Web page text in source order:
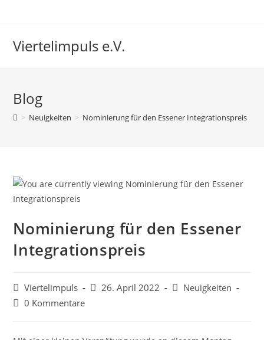
Viertelimpuls e.V.
Blog
> Neuigkeiten > Nominierung für den Essener Integrationspreis
Nominierung für den Essener
Integrationspreis
Beitrags-
Autor:
Viertelimpuls
Beitrag
26. April 2022
Beitrags-
Neuigkeiten
Beitrags-
0 Kommentare